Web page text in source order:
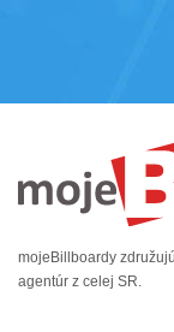
mojeBillboardy
agentúr z celej SR.